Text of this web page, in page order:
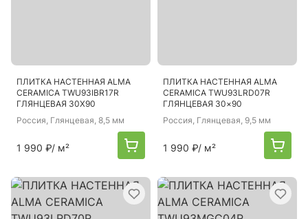
ПЛИТКА НАСТЕННАЯ ALMA
CERAMICA TWU93IBR17R
ГЛЯНЦЕВАЯ 30X90
Россия, Глянцевая, 8,5 мм
1 990 ₽/ м²
ПЛИТКА НАСТЕННАЯ ALMA
CERAMICA TWU93LRD07R
ГЛЯНЦЕВАЯ 30×90
Россия, Глянцевая, 9,5 мм
1 990 ₽/ м²